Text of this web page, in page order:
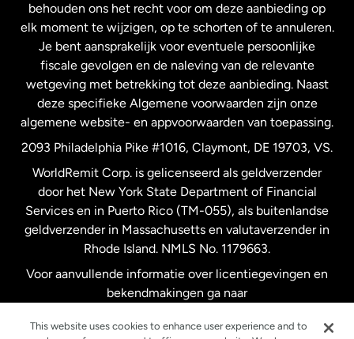
Spanje
Verenigd Koninkrijk
Verenigde Staten English
Verenigde Staten Español
Zweden
behouden ons het recht voor om deze aanbieding op
elk moment te wijzigen, op te schorten of te annuleren.
Je bent aansprakelijk voor eventuele persoonlijke
fiscale gevolgen en de naleving van de relevante
wetgeving met betrekking tot deze aanbieding. Naast
deze specifieke Algemene voorwaarden zijn onze
algemene website- en appvoorwaarden van toepassing.
2093 Philadelphia Pike #1016, Claymont, DE 19703, VS.
WorldRemit Corp. is gelicenseerd als geldverzender
door het New York State Department of Financial
Services en in Puerto Rico (TM-055), als buitenlandse
geldverzender in Massachusetts en valutaverzender in
Rhode Island. NMLS No. 1179663.
Voor aanvullende informatie over licentiegevingen en
bekendmakingen ga naar
This website uses cookies to enhance user experience and to